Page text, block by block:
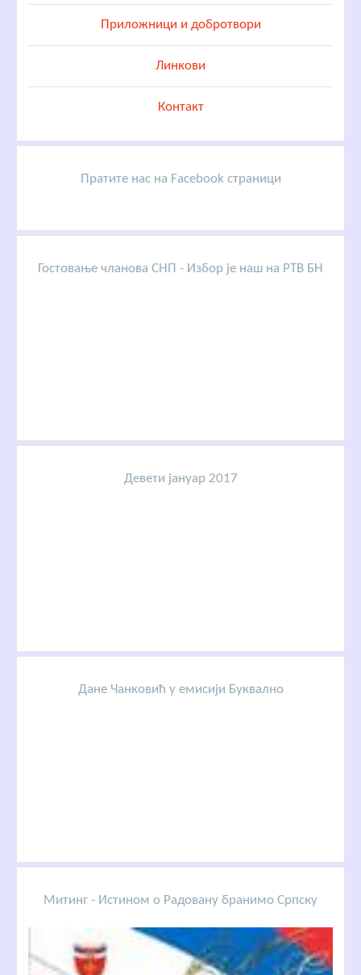
Приложници и добротвори
Линкови
Контакт
Пратите нас на Facebook страници
Гостовање чланова СНП - Избор је наш на РТВ БН
Девети јануар 2017
Дане Чанковић у емисији Буквално
Митинг - Истином о Радовану бранимо Српску